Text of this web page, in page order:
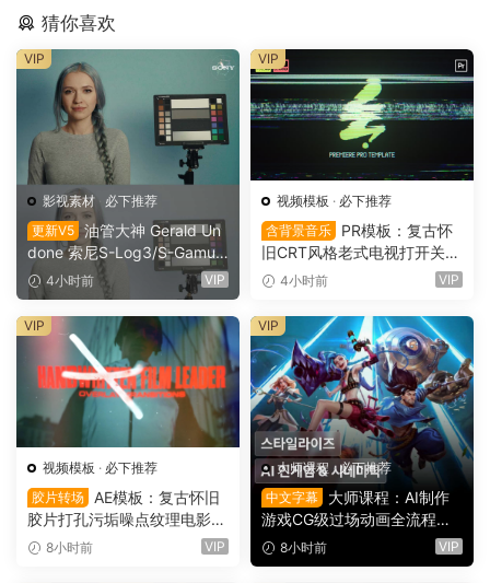
猜你喜欢
影视素材 · 必下推荐
更新V5 油管大神 Gerald Un
done 索尼S-Log3/S-Gamut
3.Cine素材色彩还原、监看L
UT调色预设 Gerald Undone
– S-Log3 LUT Pack（1260
2）
4小时前 VIP
VIP
视频模板 · 必下推荐
含背景音乐
PR模板：复古怀
旧CRT风格老式电视打开关闭
LOGO动画展示（16151）
4小时前 VIP
VIP
视频模板 · 必下推荐
胶片转场 AE模板：复古怀旧
胶片打孔污垢噪点纹理电影帧
叠加电影短片剪辑转场过渡
8小时前 VIP
VIP
大师课程 ·必下推荐
中文字幕
大师课程：AI制作
游戏CG级过场动画全流程视
频课程 中文字幕（16149）
8小时前 VIP
VIP